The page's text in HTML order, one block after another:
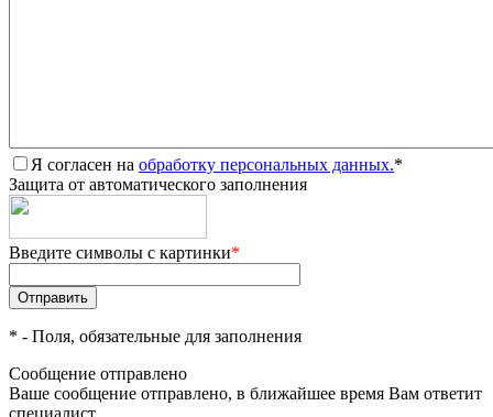
Я согласен на обработку персональных данных.*
Защита от автоматического заполнения
Введите символы с картинки*
* - Поля, обязательные для заполнения
Сообщение отправлено
Ваше сообщение отправлено, в ближайшее время Вам ответит
специалист